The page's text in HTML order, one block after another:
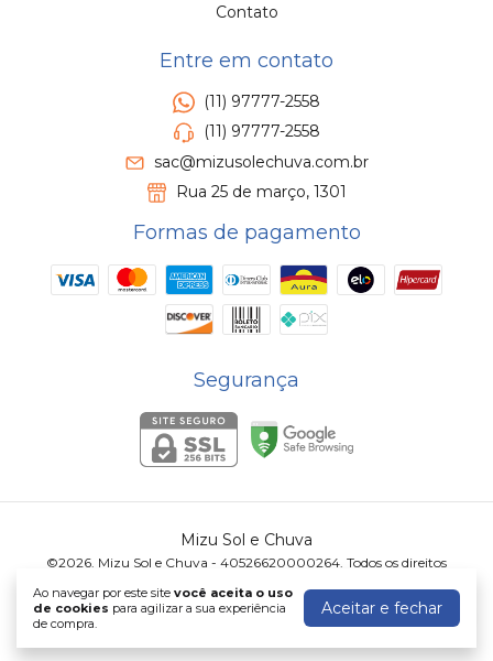
Ao navegar por este site você aceita o uso
de cookies para agilizar a sua experiência
de compra.
Aceitar e fechar
Contato
Entre em contato
(11) 97777-2558
(11) 97777-2558
sac@mizusolechuva.com.br
Rua 25 de março, 1301
Formas de pagamento
Segurança
Mizu Sol e Chuva
©2026. Mizu Sol e Chuva - 40526620000264. Todos os direitos